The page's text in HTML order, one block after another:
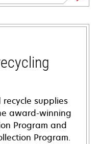
supplies
award-winning
Program and
Program.